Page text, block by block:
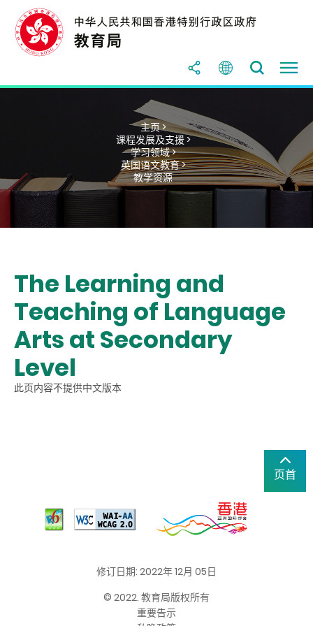
主页 >
课程发展及支援 >
学习领域 >
英国语文教育 >
教学资源
The Learning and
Teaching of Language
Arts at Secondary
Level
此页内容不提供中文版本
页首
修订日期: 2022年 12月 05日
© 2022. 教育局版权所有
重要告示